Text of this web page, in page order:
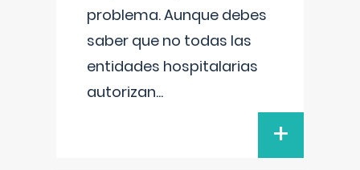
problema. Aunque debes
saber que no todas las
entidades hospitalarias
autorizan...
+